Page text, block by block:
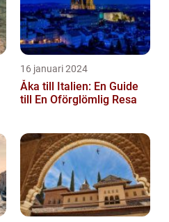
16 januari 2024
Åka till Italien: En Guide
till En Oförglömlig Resa